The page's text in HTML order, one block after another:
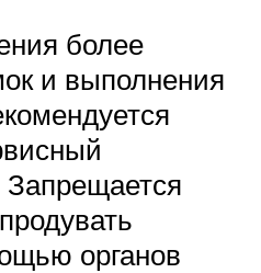
более
и выполнения
органов